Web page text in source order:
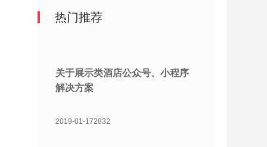
热门推荐
关于展示类酒店公众号、小程序
解决方案
2019-01-172832